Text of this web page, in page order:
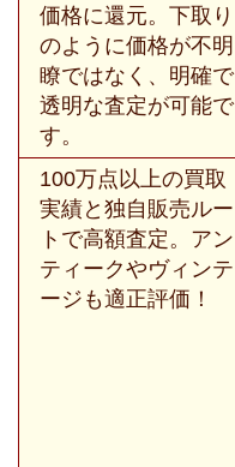
価格に還元。下取り
のように価格が不明
瞭ではなく、明確で
透明な査定が可能で
す。
100万点以上の買取
実績と独自販売ルー
トで高額査定。アン
ティークやヴィンテ
ージも適正評価！